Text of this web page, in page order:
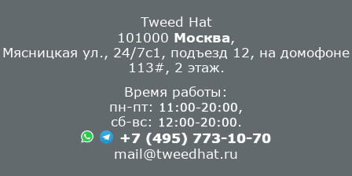
Tweed Hat
101000 Москва
Мясницкая ул., 24/7с1, подъезд 12, на домофоне
113#, 2 этаж.
Время работы:
пн-пт:
11:00-20:00
сб-вс:
12:00-20:00
+7 (495) 773-10-70
mail@tweedhat.ru